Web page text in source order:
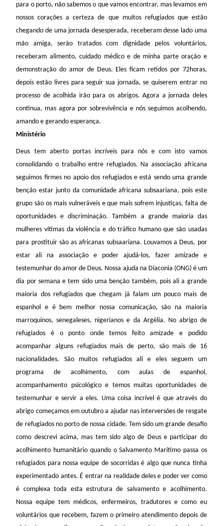
para o porto, não sabemos o que vamos encontrar, mas levamos em
nossos corações a certeza de que muitos refugiados que estão
chegando de uma jornada desesperada, receberam desse lado uma
mão amiga, serão tratados com dignidade pelos voluntários,
receberam alimento, cuidado médico e de minha parte oração e
demonstração do amor de Deus. Eles ficam retidos por 72horas,
depois estão livres para seguir sua jornada, se quiserem entrar no
processo de acolhida irão para os abrigos. Agora a jornada deles
continua, mas agora por sobrevivência e nós seguimos acolhendo,
amando e gerando esperança.
Ministério
Deus tem aberto portas incríveis para nós e com isto vamos
consolidando o trabalho entre refugiados. Na associação africana
seguimos firmes no apoio dos refugiados e está sendo uma grande
benção estar junto da comunidade africana subsaariana, pois este
grupo são os mais vulneráveis e que mais sofrem injustiças, falta de
oportunidades e discriminação. Também a grande maioria das
mulheres vítimas da violência e do tráfico humano que são usadas
para prostituir são as africanas subsaariana. Louvamos a Deus, por
estar ali na associação e poder ajudá-los, fazer amizade e
testemunhar do amor de Deus. Nossa ajuda na Diaconia (ONG) é um
dia por semana e tem sido uma benção também, pois ali a grande
maioria dos refugiados que chegam já falam um pouco mais de
espanhol e é bem melhor nossa comunicação, são na maioria
marroquinos, senegaleses, nigerianos e da Argélia. No abrigo de
refugiados é o ponto onde temos feito amizade e podido
acompanhar alguns refugiados mais de perto, são mais de 16
nacionalidades. São muitos refugiados ali e eles seguem um
programa de acolhimento, com aulas de espanhol,
acompanhamento psicológico e temos muitas oportunidades de
testemunhar e servir a eles. Uma coisa incrível é que através do
abrigo começamos em outubro a ajudar nas interversões de resgate
de refugiados no porto de nossa cidade. Tem sido um grande desafio
como descrevi acima, mas tem sido algo de Deus e participar do
acolhimento humanitário quando o Salvamento Marítimo passa os
refugiados para nossa equipe de socorridas é algo que nunca tinha
experimentado antes. É entrar na realidade deles e poder ver como
é complexa toda esta estrutura de salvamento e acolhimento.
Nossa equipe tem médicos, enfermeiros, tradutores e como eu
voluntários que recebem, fazem o primeiro atendimento depois de